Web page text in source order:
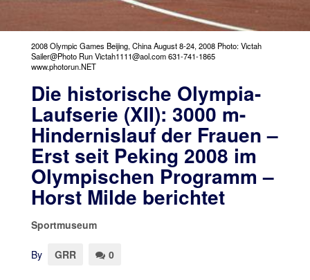
2008 Olympic Games Beijing, China August 8-24, 2008 Photo: Victah
Sailer@Photo Run Victah1111@aol.com 631-741-1865
www.photorun.NET
Die historische Olympia-
Laufserie (XII): 3000 m-
Hindernislauf der Frauen –
Erst seit Peking 2008 im
Olympischen Programm –
Horst Milde berichtet
Sportmuseum
By GRR 0